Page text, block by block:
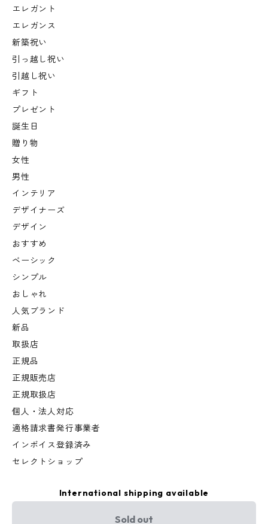
エレガント
エレガンス
新築祝い
引っ越し祝い
引越し祝い
ギフト
プレゼント
誕生日
贈り物
女性
男性
インテリア
デザイナーズ
デザイン
おすすめ
ベーシック
シンプル
おしゃれ
人気ブランド
新品
取扱店
正規品
正規販売店
正規取扱店
個人・法人対応
適格請求書発行事業者
インボイス登録済み
セレクトショップ
International shipping available
Sold out